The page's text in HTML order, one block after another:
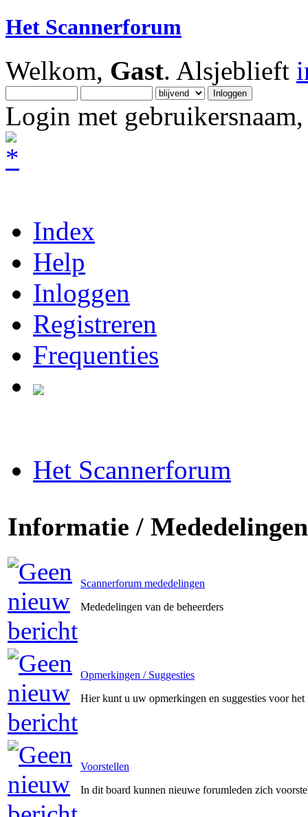
Het Scannerforum
Welkom, Gast. Alsjeblieft
Login met
Index
Help
Inloggen
Registreren
Frequenties
Het Scannerforum
Informatie / Mededelingen
Scannerforum mededelingen
Mededelingen van de beheerders
Opmerkingen / Suggesties
Hier kunt u uw opmerkingen en suggesties voor
Voorstellen
In dit board kunnen nieuwe forumleden zich